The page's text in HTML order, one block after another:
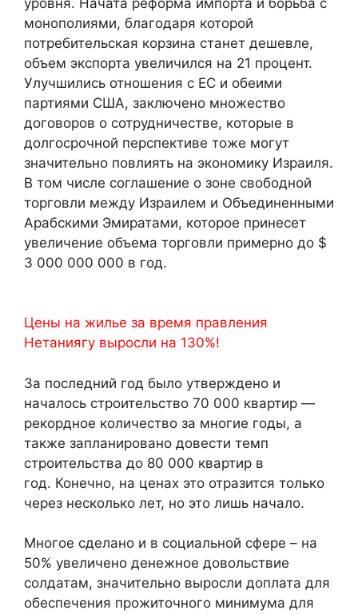
монополиями, благодаря которой
потребительская корзина станет дешевле,
объем экспорта увеличился на 21 процент.
Улучшились отношения с ЕС и обеими
партиями США, заключено множество
договоров о сотрудничестве, которые в
долгосрочной перспективе тоже могут
значительно повлиять на экономику Израиля.
В том числе соглашение о зоне свободной
торговли между Израилем и Объединенными
Арабскими Эмиратами, которое принесет
увеличение объема торговли примерно до $
3 000 000 000 в год.
Цены на жилье за время правления
Нетаниягу выросли на 130%!
За последний год было утверждено и
началось строительство 70 000 квартир —
рекордное количество за многие годы, а
также запланировано довести темп
строительства до 80 000 квартир в
год. Конечно, на ценах это отразится только
через несколько лет, но это лишь начало.
Многое сделано и в социальной сфере – на
50% увеличено денежное довольствие
солдатам, значительно выросли доплата для
обеспечения прожиточного минимума для